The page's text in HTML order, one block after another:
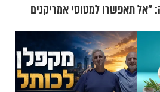
"אל תאפשרו למטוסי אמריקנים